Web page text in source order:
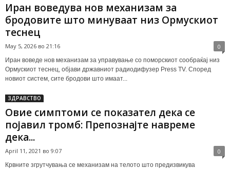
Иран воведува нов механизам за
бродовите што минуваат низ Ормускиот
теснец
May 5, 2026 во 21:16 0
Иран воведе нов механизам за управување со поморскиот сообраќај низ
Ормускиот теснец, објави државниот радиодифузер Press TV. Според
новиот систем, сите бродови што имаат...
ЗДРАВСТВО
Овие симптоми се показател дека се
појавил тромб: Препознајте навреме
дека...
April 11, 2021 во 9:07 0
Крвните згрутчувања се механизам на телото што предизвикува